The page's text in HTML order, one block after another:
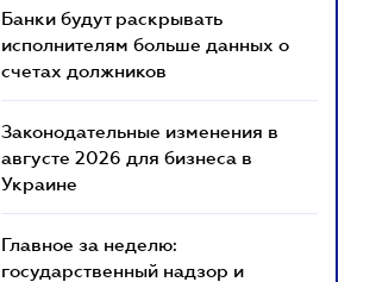
Банки будут раскрывать
исполнителям больше данных о
счетах должников
Законодательные изменения в
августе 2026 для бизнеса в
Украине
Главное за неделю:
государственный надзор и